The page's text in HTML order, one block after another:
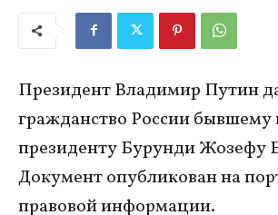
Президент Владимир Путин
гражданство России бывшему
президенту Бурунди Жозефу
Документ опубликован на
правовой информации.